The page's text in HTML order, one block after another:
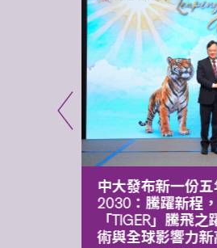
中大發布新一份
2030：騰躍新程
「TIGER」騰飛
術與全球影響力新